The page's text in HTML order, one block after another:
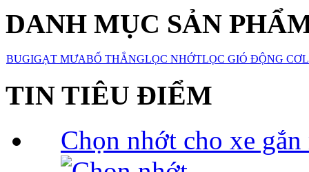
DANH MỤC SẢN
BUGIGẠT MƯABỐ THẮNGLỌC NHỚTLỌC GIÓ ĐỘNG CƠ
TIN TIÊU ĐIỂM
Chọn nhớt cho xe